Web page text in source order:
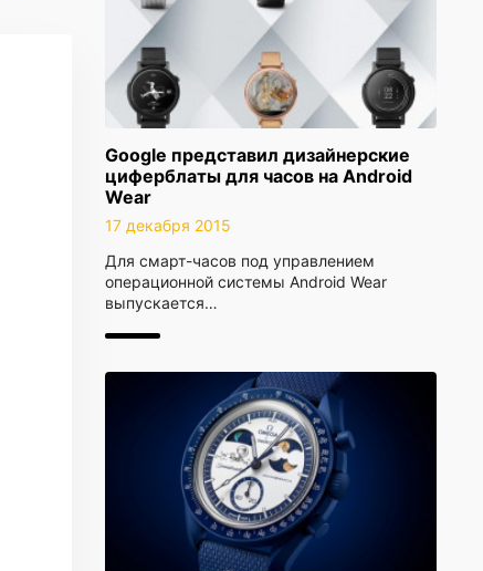
Google представил дизайнерские
циферблаты для часов на Android
Wear
17 декабря 2015
Для смарт-часов под управлением
операционной системы Android Wear
выпускается…